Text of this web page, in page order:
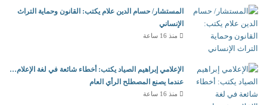
المستشار/ حسام الدين علام يكتب: القانون وحماية التراث
الإنساني
منذ 16 ساعة
الإعلامي إبراهيم الصياد يكتب: أخطاء شائعة في لغة الإعلام…
عندما يصنع المصطلح الرأي العام
منذ 16 ساعة